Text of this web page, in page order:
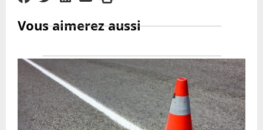
Vous aimerez aussi